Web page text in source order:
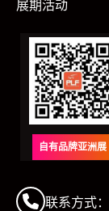
展期活动
自有品牌亚洲展
联系方式：